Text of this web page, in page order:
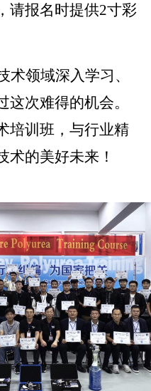
请报名时提供2寸彩
术领域深入学习、
次难得的机会。
培训班，与行业精
术的美好未来！